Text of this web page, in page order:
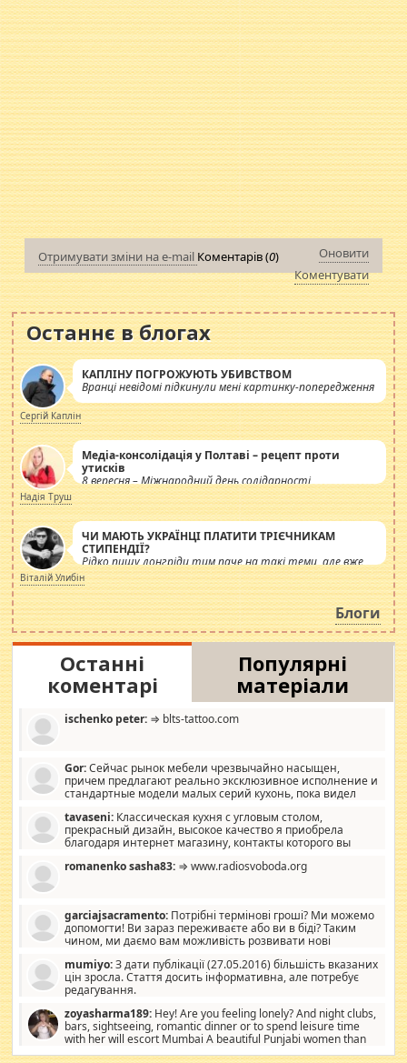
Отримувати зміни на e-mail Коментарів (0)
Оновити
Коментувати
Останнє в блогах
КАПЛІНУ ПОГРОЖУЮТЬ УБИВСТВОМ
Вранці невідомі підкинули мені картинку-попередження
Сергій Каплін
Медіа-консолідація у Полтаві – рецепт проти
утисків
8 вересня – Міжнародний день солідарності
журналістів.
Надія Труш
ЧИ МАЮТЬ УКРАЇНЦІ ПЛАТИТИ ТРІЄЧНИКАМ
СТИПЕНДІЇ?
Рідко пишу лонгріди тим паче на такі теми, але вже
просто дістало! Обурюють сьогоднішні інсенуації
навколо стипендіального питання. Штучно
роздувається ще одна соціальна катастрофа.
Віталій Улибін
Блоги
Останні
коментарі
Популярні
матеріали
ischenko peter: ⇒ blts-tattoo.com
Gor:Сейчас рынок мебели чрезвычайно насыщен,
причем предлагают реально эксклюзивное исполнение и
стандартные модели малых серий кухонь, пока видел
стандартные формы, в MebelOk, креативненько и что главное -
со вкусом все в порядке, без ненужных наворотов удорожающих
мебель, а это не последний фактор.
tavaseni: Классическая кухня с угловым столом,
прекрасный дизайн, высокое качество я приобрела
благодаря интернет магазину, контакты которого вы
romanenko sasha83: ⇒ www.radiosvoboda.org
garciajsacramento: Потрібні термінові гроші? Ми можемо
допомогти! Ви зараз переживаєте або ви в біді? Таким
чином, ми даємо вам можливість розвивати нові
допомагати людям, які намагаються дати їм шанс. Кожен
заслуговує на другий шанс, і, оскільки влада не зможе, вони
повинні приймати від інших. Для нас нема багато суми, і зрілість
витрат, а тільки узгоджених сум і нічого іншого. Не чекайте і не
коментуйте цей пост. Введіть суму, яку ви хочете подати, і ми
зв'яжемося з вами з усіма варіантами. зв'яжіться з нами
сьогодні на garciajsacramento@gmail.com Вам потрібні термінові
mumiyo:З дати публікації (27.05.2016) більшість вказаних
цін зросла. Стаття досить інформативна, але потребує
редагування.
zoyasharma189: Hey! Are you feeling lonely? And night clubs,
bars, sightseeing, romantic dinner or to spend leisure time
with her will escort Mumbai A beautiful Punjabi women than
sexy escort companion in arms that you guys feel like 5 star luxury